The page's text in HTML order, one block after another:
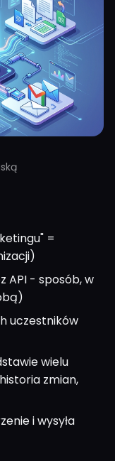
=
API - sposób, w
uczestników
wielu
zmian,
i wysyła